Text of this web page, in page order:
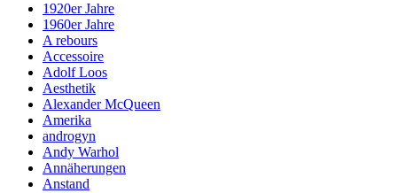
1920er Jahre
1960er Jahre
A rebours
Accessoire
Adolf Loos
Aesthetik
Alexander McQueen
Amerika
androgyn
Andy Warhol
Annäherungen
Anstand